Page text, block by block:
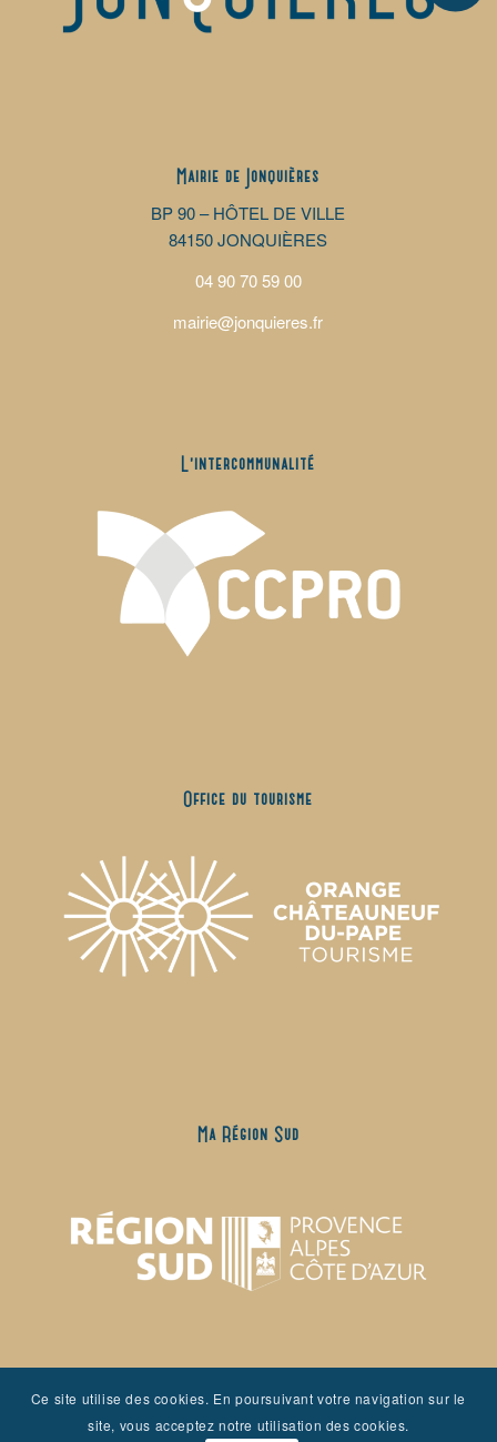
Mairie de Jonquières
BP 90 – HÔTEL DE VILLE
84150 JONQUIÈRES
04 90 70 59 00
mairie@jonquieres.fr
L’intercommunalité
Office du tourisme
Ma Région Sud
Ce site utilise des cookies. En poursuivant votre navigation sur le
site, vous acceptez notre utilisation des cookies.